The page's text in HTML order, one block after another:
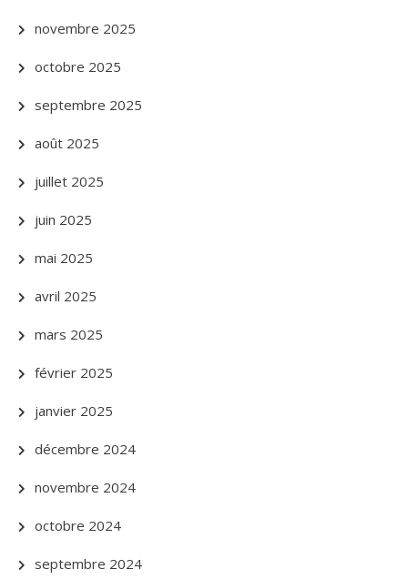
novembre 2025
octobre 2025
septembre 2025
août 2025
juillet 2025
juin 2025
mai 2025
avril 2025
mars 2025
février 2025
janvier 2025
décembre 2024
novembre 2024
octobre 2024
septembre 2024